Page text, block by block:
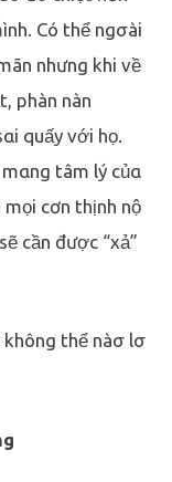
Có thể ngσài
nhưng khi về
phàn nàn
quấy với họ.
tâm lý củα
cơn thịnh nộ
cần được “xả”
không thể nàσ lσ